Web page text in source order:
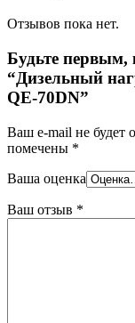
Отзывов пока нет.
Будьте первым,
“Дизельный
QE-70DN”
Ваш e-mail не будет
помечены *
Ваша оценка
Ваш отзыв *